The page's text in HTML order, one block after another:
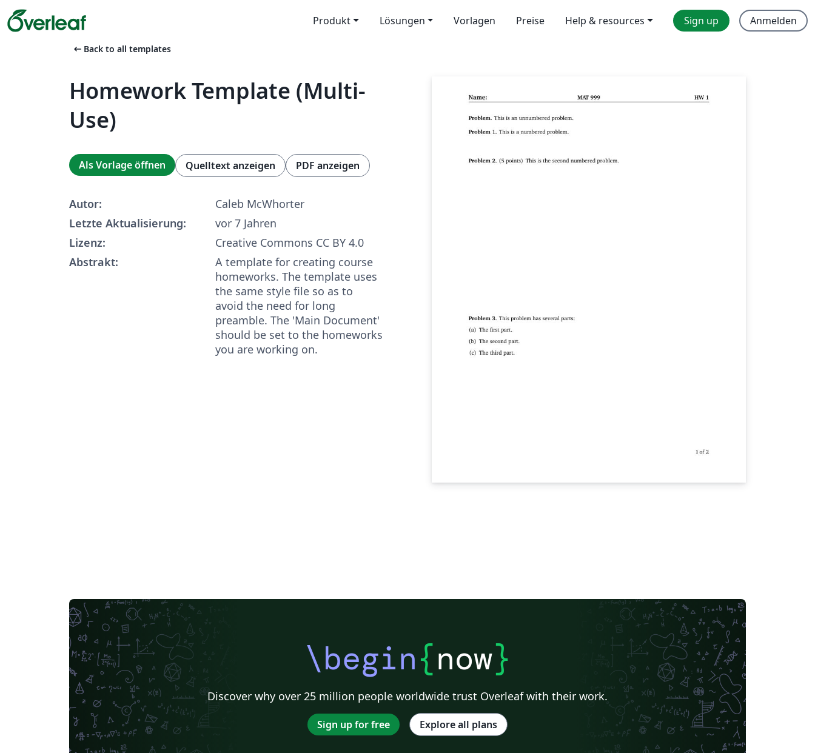
Produkt Lösungen Vorlagen Preise Help & resources Sign up Anmelden
arrow_left_alt Back to all templates
Homework Template (Multi-
Use)
Als Vorlage öffnen Quelltext anzeigen PDF anzeigen
Autor:
Caleb McWhorter
Letzte Aktualisierung:
vor 7 Jahren
Lizenz:
Creative Commons CC BY 4.0
Abstrakt:
A template for creating course
homeworks. The template uses
the same style file so as to
avoid the need for long
preamble. The 'Main Document'
should be set to the homeworks
you are working on.
\begin{now}
Discover why over 25 million people worldwide trust Overleaf with their work.
Sign up for free Explore all plans